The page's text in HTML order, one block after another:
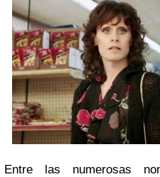
Entre las numerosas